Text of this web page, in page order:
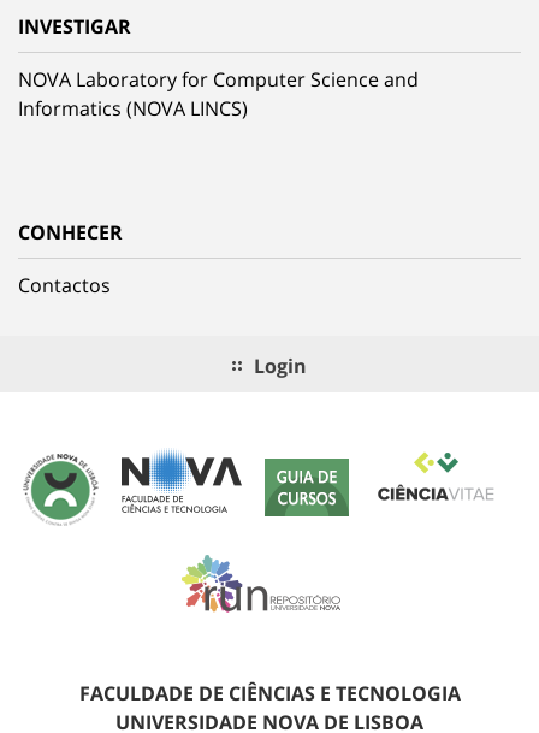
INVESTIGAR
NOVA Laboratory for Computer Science and
Informatics (NOVA LINCS)
CONHECER
Contactos
Login
FACULDADE DE CIÊNCIAS E TECNOLOGIA
UNIVERSIDADE NOVA DE LISBOA